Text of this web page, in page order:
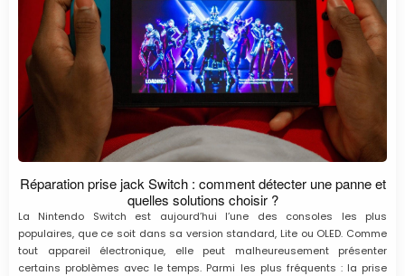
Réparation prise jack Switch : comment détecter une panne et
quelles solutions choisir ?
La Nintendo Switch est aujourd’hui l’une des consoles les plus
populaires, que ce soit dans sa version standard, Lite ou OLED. Comme
tout appareil électronique, elle peut malheureusement présenter
certains problèmes avec le temps. Parmi les plus fréquents : la prise